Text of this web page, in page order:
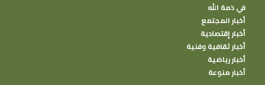
في ذمة الله
أخبار المجتمع
أخبار إقتصادية
أخبار ثقافية وفنية
أخبار رياضية
أخبار منوعة